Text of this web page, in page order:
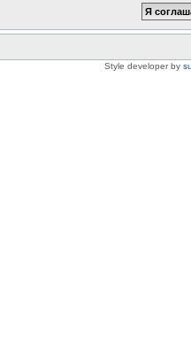
Style developer by